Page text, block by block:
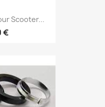
Scooter...
€